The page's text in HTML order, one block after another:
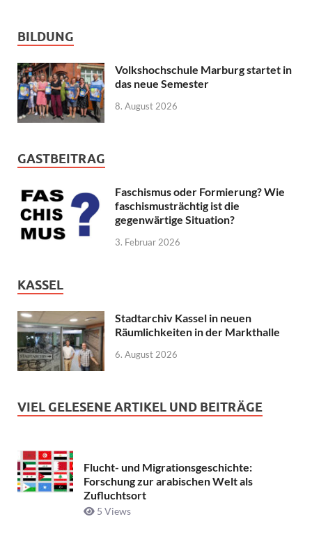
BILDUNG
Volkshochschule Marburg startet in
das neue Semester
8. August 2026
GASTBEITRAG
Faschismus oder Formierung? Wie
faschismusträchtig ist die
gegenwärtige Situation?
3. Februar 2026
KASSEL
Stadtarchiv Kassel in neuen
Räumlichkeiten in der Markthalle
6. August 2026
VIEL GELESENE ARTIKEL UND BEITRÄGE
Flucht- und Migrationsgeschichte:
Forschung zur arabischen Welt als
Zufluchtsort
5 Views